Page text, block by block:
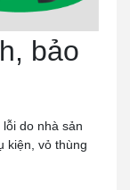
bảo
do nhà sản
kiện, vỏ thùng